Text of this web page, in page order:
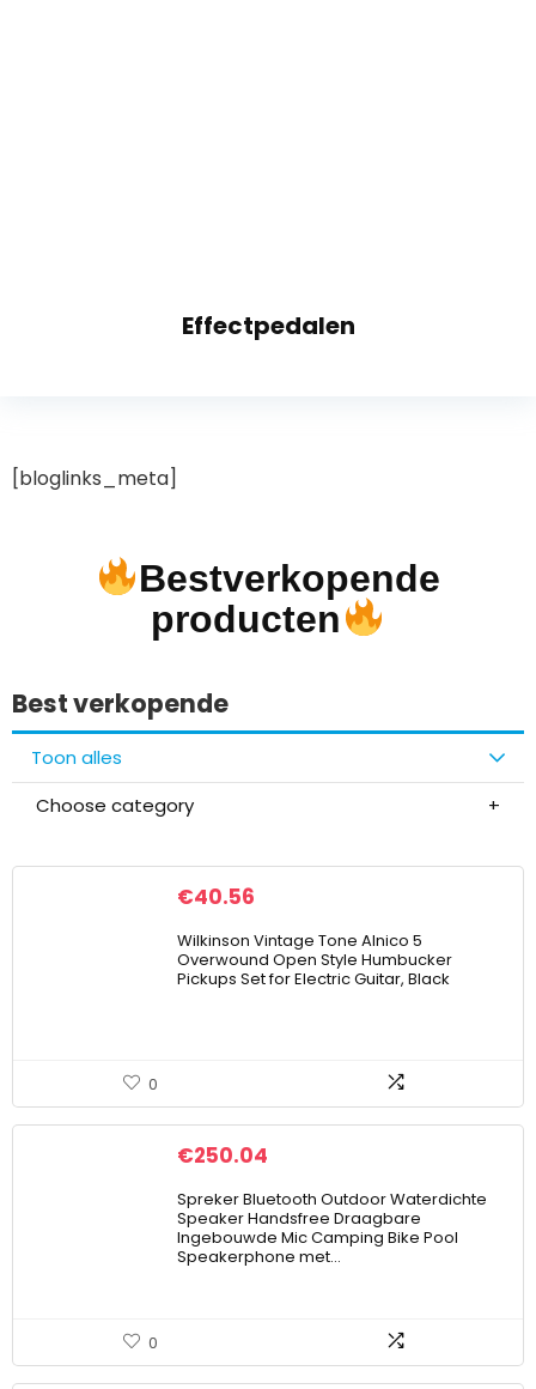
Effectpedalen
[bloglinks_meta]
Bestverkopende
producten
Best verkopende
Toon alles
Choose category
€40.56
Wilkinson Vintage Tone Alnico 5
Overwound Open Style Humbucker
Pickups Set for Electric Guitar, Black
0
€250.04
Spreker Bluetooth Outdoor Waterdichte
Speaker Handsfree Draagbare
Ingebouwde Mic Camping Bike Pool
Speakerphone met…
0